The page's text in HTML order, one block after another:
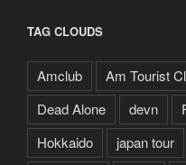
TAG CLOUDS
Amclub Am Tourist
Dead Alone
devn
Hokkaido
japan tour